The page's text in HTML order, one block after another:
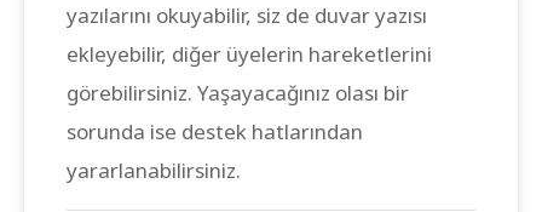
yazılarını okuyabilir, siz de duvar yazısı
ekleyebilir, diğer üyelerin hareketlerini
görebilirsiniz. Yaşayacağınız olası bir
sorunda ise destek hatlarından
yararlanabilirsiniz.